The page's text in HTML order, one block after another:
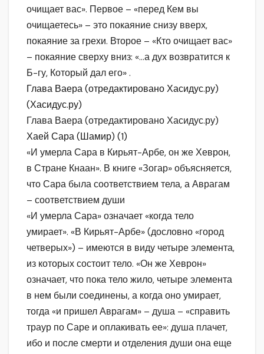
очищает вас». Первое – «перед Кем вы
очищаетесь» – это покаяние снизу вверх,
покаяние за грехи. Второе – «Кто очищает вас»
– покаяние сверху вниз: «…а дух возвратится к
Б-гу, Который дал его» .
Глава Ваера (отредактировано Хасидус.ру)
(Хасидус.ру)
Глава Ваера (отредактировано Хасидус.ру)
Хаей Сара (Шамир) (1)
«И умерла Сара в Кирьят-Арбе, он же Хеврон,
в Стране Кнаан». В книге «Зогар» объясняется,
что Сара была соответствием тела, а Аврагам
– соответствием души
«И умерла Сара» означает «когда тело
умирает». «В Кирьят-Арбе» (дословно «город
четверых») – имеются в виду четыре элемента,
из которых состоит тело. «Он же Хеврон»
означает, что пока тело жило, четыре элемента
в нем были соединены, а когда оно умирает,
тогда «и пришел Аврагам» – душа – «справить
траур по Саре и оплакивать ее»: душа плачет,
ибо и после смерти и отделения души она еще